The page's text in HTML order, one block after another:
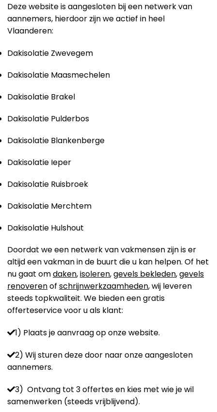
Deze website is aangesloten bij een netwerk van
aannemers, hierdoor zijn we actief in heel
Vlaanderen:
Dakisolatie Zwevegem
Dakisolatie Maasmechelen
Dakisolatie Brakel
Dakisolatie Pulderbos
Dakisolatie Blankenberge
Dakisolatie Ieper
Dakisolatie Ruisbroek
Dakisolatie Merchtem
Dakisolatie Hulshout
Doordat we een netwerk van vakmensen zijn is er
altijd een vakman in de buurt die u kan helpen. Of het
nu gaat omdaken,isoleren,gevels bekleden,gevels
renoverenof schrijnwerkzaamheden, wij leveren
steeds topkwaliteit. We bieden een gratis
offerteservice voor u als klant:
1) Plaats je aanvraag op onze website.
2) Wij sturen deze door naar onze aangesloten
aannemers.
3) Ontvang tot 3 offertes en kies met wie je wil
samenwerken (steeds vrijblijvend).